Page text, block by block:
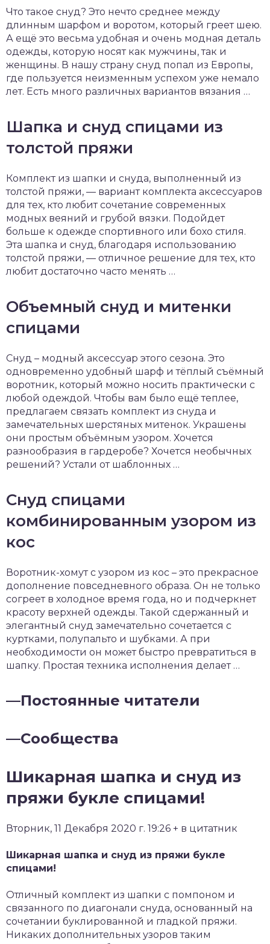
Что такое снуд? Это нечто среднее между
длинным шарфом и воротом, который греет шею.
А ещё это весьма удобная и очень модная деталь
одежды, которую носят как мужчины, так и
женщины. В нашу страну снуд попал из Европы,
где пользуется неизменным успехом уже немало
лет. Есть много различных вариантов вязания …
Шапка и снуд спицами из
толстой пряжи
Комплект из шапки и снуда, выполненный из
толстой пряжи, — вариант комплекта аксессуаров
для тех, кто любит сочетание современных
модных веяний и грубой вязки. Подойдет
больше к одежде спортивного или бохо стиля.
Эта шапка и снуд, благодаря использованию
толстой пряжи, — отличное решение для тех, кто
любит достаточно часто менять …
Объемный снуд и митенки
спицами
Снуд – модный аксессуар этого сезона. Это
одновременно удобный шарф и тёплый съёмный
воротник, который можно носить практически с
любой одеждой. Чтобы вам было ещё теплее,
предлагаем связать комплект из снуда и
замечательных шерстяных митенок. Украшены
они простым объёмным узором. Хочется
разнообразия в гардеробе? Хочется необычных
решений? Устали от шаблонных …
Снуд спицами
комбинированным узором из
кос
Воротник-хомут с узором из кос – это прекрасное
дополнение повседневного образа. Он не только
согреет в холодное время года, но и подчеркнет
красоту верхней одежды. Такой сдержанный и
элегантный снуд замечательно сочетается с
куртками, полупальто и шубками. А при
необходимости он может быстро превратиться в
шапку. Простая техника исполнения делает …
—Постоянные читатели
—Сообщества
Шикарная шапка и снуд из
пряжи букле спицами!
Вторник, 11 Декабря 2020 г. 19:26 + в цитатник
Шикарная шапка и снуд из пряжи букле
спицами!
Отличный комплект из шапки с помпоном и
связанного по диагонали снуда, основанный на
сочетании буклированной и гладкой пряжи.
Никаких дополнительных узоров таким